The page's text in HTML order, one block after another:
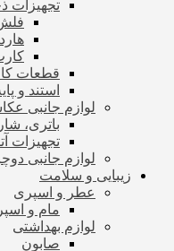
تجهیزات
قطعات
استند و
لوازم جانبی
باتری،
تجهیزات
لوازم جانبی
زیبایی و سلامت
عطر و اسپری
مام و
لوازم بهداشتی
صابون